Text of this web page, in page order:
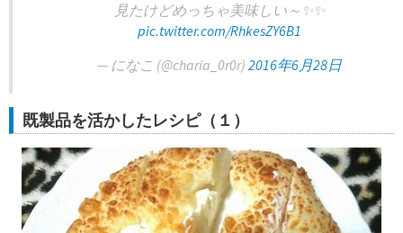
見たけどめっちゃ美味しい～✨✨
pic.twitter.com/RhkesZY6B1
— になこ (@charia_0r0r) 2016年6月28日
既製品を活かしたレシピ（１）